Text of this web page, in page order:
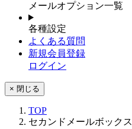
メールオプション一覧
各種設定
よくある質問
新規会員登録
ログイン
× 閉じる
TOP
セカンドメールボックス